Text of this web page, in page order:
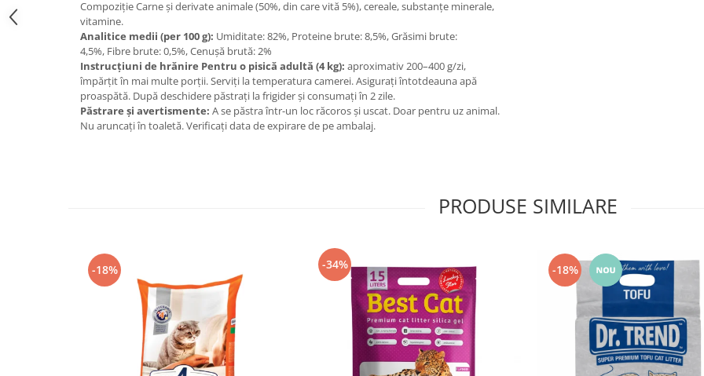
Compoziție Carne și derivate animale (50%, din care vită 5%), cereale, substanțe minerale,
vitamine.
Analitice medii (per 100 g): Umiditate: 82%, Proteine brute: 8,5%, Grăsimi brute:
4,5%, Fibre brute: 0,5%, Cenușă brută: 2%
Instrucțiuni de hrănire Pentru o pisică adultă (4 kg): aproximativ 200–400 g/zi,
împărțit în mai multe porții. Serviți la temperatura camerei. Asigurați întotdeauna apă
proaspătă. După deschidere păstrați la frigider și consumați în 2 zile.
Păstrare și avertismente: A se păstra într-un loc răcoros și uscat. Doar pentru uz animal.
Nu aruncați în toaletă. Verificați data de expirare de pe ambalaj.
PRODUSE SIMILARE
-18% -34% -18%